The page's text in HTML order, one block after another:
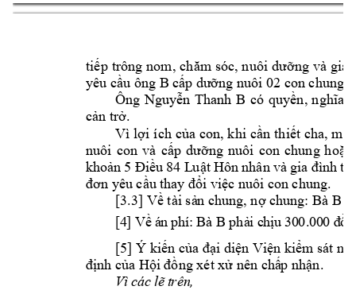
tiếp trông nom, chăm sóc, nuôi dưỡng và
yêu cầu ông B cấp dưỡng nuôi 02 con chung
Ông Nguyễn Thanh B có quyền, nghĩa
cản trở.
Vì lợi ích của con, khi cần thiết cha, mẹ
nuôi con và cấp dưỡng nuôi con chung hoặc
khoản 5 Điều 84 Luật Hôn nhân và gia đình t
đơn yêu cầu thay đổi việc nuôi con chung.
[3.3] Về tài sản chung, nợ chung: Bà B
[4] Về án phí: Bà B phải chịu 300.000 đồn
[5] Ý kiến của đại diện Viện kiểm sát
định của Hội đồng xét xử nên chấp nhận.
Vìcác lẽ trên,